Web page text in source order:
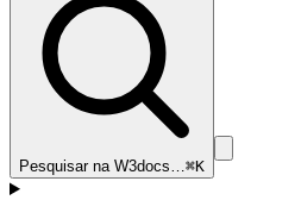
Pesquisar na W3docs…⌘K